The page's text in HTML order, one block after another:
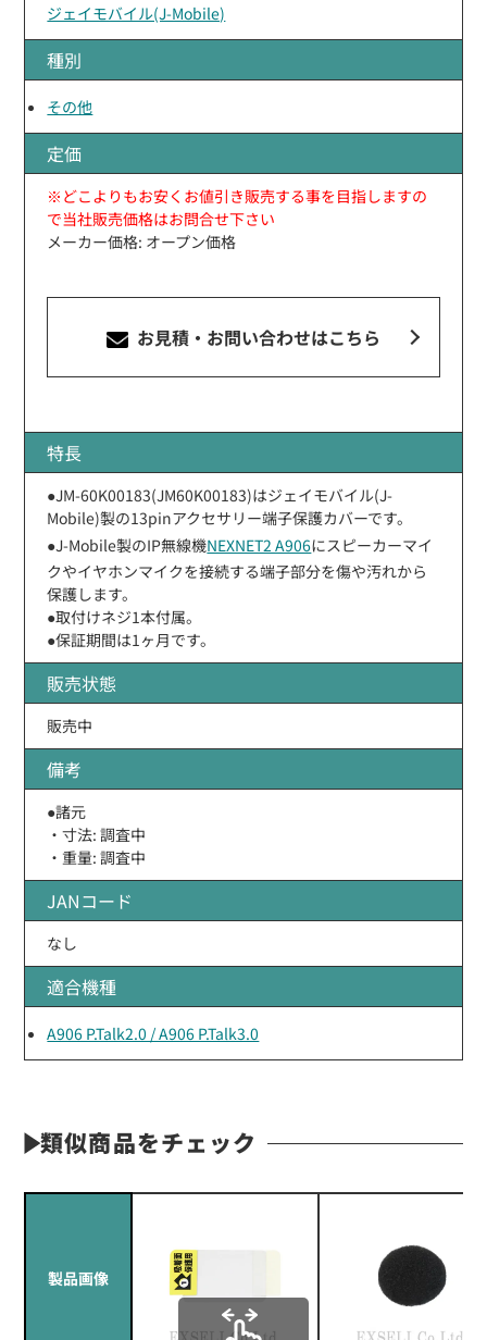
ジェイモバイル(J-Mobile)
種別
その他
定価
※どこよりもお安くお値引き販売する事を目指しますの
で当社販売価格はお問合せ下さい
メーカー価格: オープン価格
お見積・お問い合わせはこちら
特長
●JM-60K00183(JM60K00183)はジェイモバイル(J-
Mobile)製の13pinアクセサリー端子保護カバーです。
●J-Mobile製のIP無線機NEXNET2 A906にスピーカーマイ
クやイヤホンマイクを接続する端子部分を傷や汚れから
保護します。
●取付けネジ1本付属。
●保証期間は1ヶ月です。
販売状態
販売中
備考
●諸元
・寸法: 調査中
・重量: 調査中
JANコード
なし
適合機種
A906 P.Talk2.0 / A906 P.Talk3.0
類似商品をチェック
製品画像